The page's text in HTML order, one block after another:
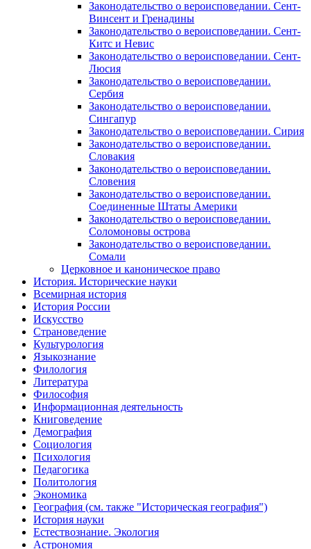
Законодательство о вероисповедании. Сент-
Винсент и Гренадины
Законодательство о вероисповедании. Сент-
Китс и Невис
Законодательство о вероисповедании. Сент-
Люсия
Законодательство о вероисповедании.
Сербия
Законодательство о вероисповедании.
Сингапур
Законодательство о вероисповедании. Сирия
Законодательство о вероисповедании.
Словакия
Законодательство о вероисповедании.
Словения
Законодательство о вероисповедании.
Соединенные Штаты Америки
Законодательство о вероисповедании.
Соломоновы острова
Законодательство о вероисповедании.
Сомали
Церковное и каноническое право
История. Исторические науки
Всемирная история
История России
Искусство
Страноведение
Культурология
Языкознание
Филология
Литература
Философия
Информационная деятельность
Книговедение
Демография
Социология
Психология
Педагогика
Политология
Экономика
География (см. также "Историческая география")
История науки
Естествознание. Экология
Астрономия